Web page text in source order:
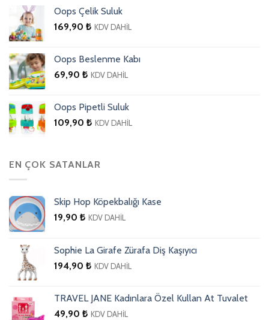
Oops Çelik Suluk
169,90 ₺ KDV DAHİL
Oops Beslenme Kabı
69,90 ₺ KDV DAHİL
Oops Pipetli Suluk
109,90 ₺ KDV DAHİL
EN ÇOK SATANLAR
Skip Hop Köpekbalığı Kase
19,90 ₺ KDV DAHİL
Sophie La Girafe Zürafa Diş Kaşıyıcı
194,90 ₺ KDV DAHİL
TRAVEL JANE Kadınlara Özel Kullan At Tuvalet
49,90 ₺ KDV DAHİL